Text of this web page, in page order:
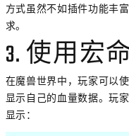
方式虽然不如插件功能丰
求。
3. 使用宏
在魔兽世界中，玩家可以
显示自己的血量数据。玩
显示：